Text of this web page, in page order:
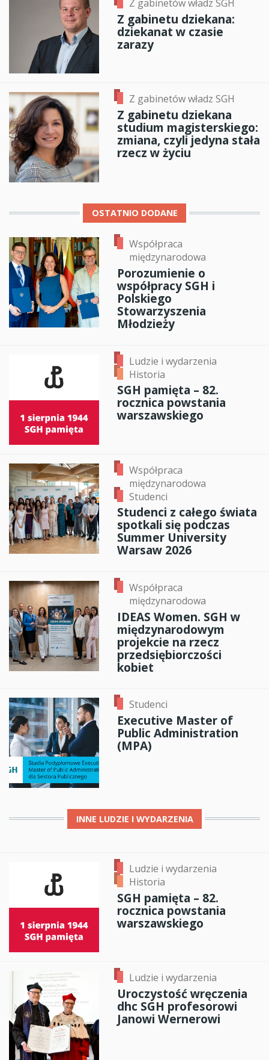
Z gabinetów władz SGH
Z gabinetu dziekana:
dziekanat w czasie
zarazy
Z gabinetów władz SGH
Z gabinetu dziekana
studium magisterskiego:
zmiana, czyli jedyna stała
rzecz w życiu
OSTATNIO DODANE
Współpraca
międzynarodowa
Porozumienie o
współpracy SGH i
Polskiego
Stowarzyszenia
Młodzieży
Ludzie i wydarzenia
Historia
SGH pamięta – 82.
rocznica powstania
warszawskiego
Współpraca
międzynarodowa
Studenci
Studenci z całego świata
spotkali się podczas
Summer University
Warsaw 2026
Współpraca
międzynarodowa
IDEAS Women. SGH w
międzynarodowym
projekcie na rzecz
przedsiębiorczości
kobiet
Studenci
Executive Master of
Public Administration
(MPA)
INNE LUDZIE I WYDARZENIA
Ludzie i wydarzenia
Historia
SGH pamięta – 82.
rocznica powstania
warszawskiego
Ludzie i wydarzenia
Uroczystość wręczenia
dhc SGH profesorowi
Janowi Wernerowi